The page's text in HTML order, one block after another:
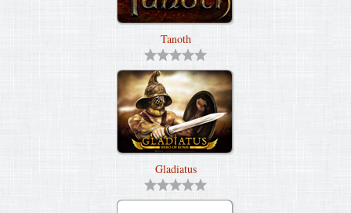
Tanoth
Gladiatus